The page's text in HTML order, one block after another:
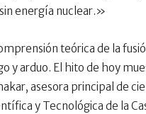
energía nuclear.»
teórica de la
y arduo. El hito de hoy
asesora principal de
y Tecnológica de la